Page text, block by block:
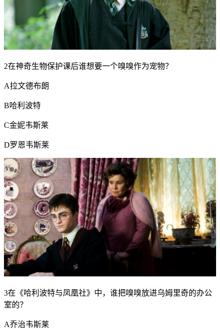
2在神奇生物保护课后谁想要一个嗅嗅作为宠物？
A拉文德布朗
B哈利波特
C金妮韦斯莱
D罗恩韦斯莱
3在《哈利波特与凤凰社》中，谁把嗅嗅放进乌姆里奇的办公
室的？
A乔治韦斯莱